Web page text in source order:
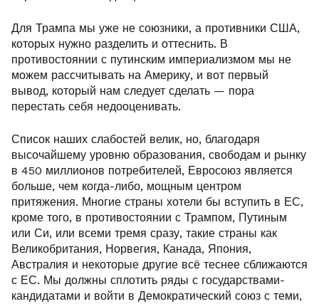
Для Трампа мы уже не союзники, а противники США,
которых нужно разделить и оттеснить. В
противостоянии с путинским империализмом мы не
можем рассчитывать на Америку, и вот первый
вывод, который нам следует сделать — пора
перестать себя недооценивать.
Список наших слабостей велик, но, благодаря
высочайшему уровню образования, свободам и рынку
в 450 миллионов потребителей, Евросоюз является
больше, чем когда-либо, мощным центром
притяжения. Многие страны хотели бы вступить в ЕС,
кроме того, в противостоянии с Трампом, Путиным
или Си, или всеми тремя сразу, такие страны как
Великобритания, Норвегия, Канада, Япония,
Австралия и некоторые другие всё теснее сближаются
с ЕС. Мы должны сплотить ряды с государствами-
кандидатами и войти в Демократический союз с теми,